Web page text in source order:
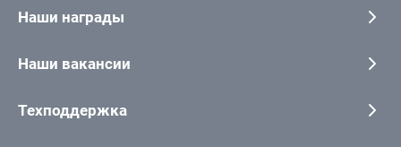
Наши награды
Наши вакансии
Техподдержка